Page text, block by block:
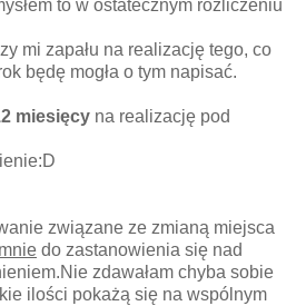
to w ostatecznym rozliczeniu
mi zapału na realizację tego, co
będę mogła o tym napisać.
miesięcy na realizację pod
związane ze zmianą miejsca
do zastanowienia się nad
zdawałam chyba sobie
ilości pokażą się na wspólnym